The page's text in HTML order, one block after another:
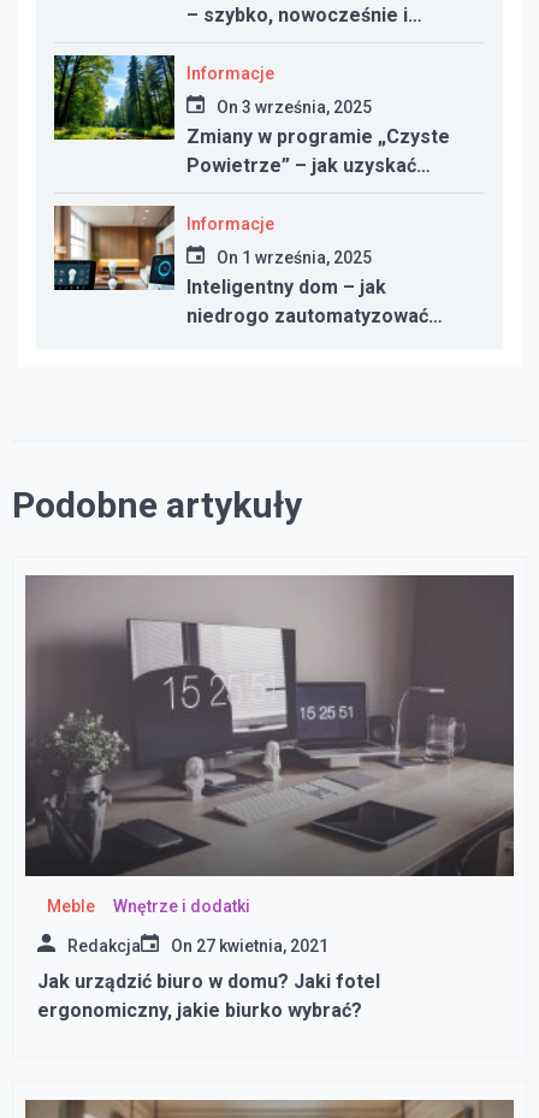
– szybko, nowocześnie i
taniej?
Informacje
On 3 września, 2025
Zmiany w programie „Czyste
Powietrze” – jak uzyskać
dotację w 2025 roku
Informacje
On 1 września, 2025
Inteligentny dom – jak
niedrogo zautomatyzować
Podobne artykuły
Meble Wnętrze i dodatki
Redakcja On 27 kwietnia, 2021
Jak urządzić biuro w domu? Jaki fotel
ergonomiczny, jakie biurko wybrać?